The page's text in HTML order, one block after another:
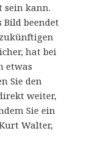
kann.
beendet
hat bei
etwas
Sie den
weiter,
Sie ein
Walter,